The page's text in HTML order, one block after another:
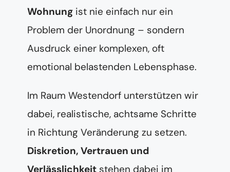
Wohnung ist nie einfach nur ein
Problem der Unordnung – sondern
Ausdruck einer komplexen, oft
emotional belastenden Lebensphase.
Im Raum Westendorf unterstützen wir
dabei, realistische, achtsame Schritte
in Richtung Veränderung zu setzen.
Diskretion, Vertrauen und
Verlässlichkeit stehen dabei im